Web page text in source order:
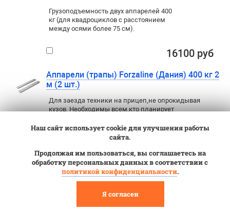
Грузоподъемность двух аппарелей 400
кг (для квадроциклов с расстоянием
между осями более 75 см).
16100 руб
Аппарели (трапы) Forzaline (Дания) 400 кг 2
м (2 шт.)
Для заезда техники на прицеп,не опрокидывая
кузов. Необходимы всем,кто планирует
Аппарели (трапы) МЗСА 400 кг 2 м
(аппарель х 2 шт.)
Для заезда техники на прицеп
кузов. Необходимы всем,кто планирует
перевозить мототехнику на двухосных прицепах.
Наш сайт использует cookie для улучшения работы
сайта.
Продолжая им пользоваться, вы соглашаетесь на
обработку персональных данных в соответствии с
политикой конфиденциальности.
Я согласен